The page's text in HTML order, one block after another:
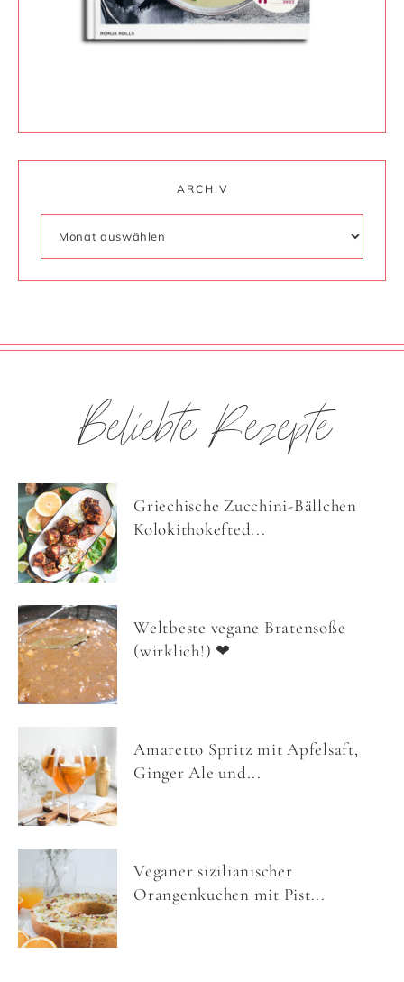
ARCHIV
Beliebte Rezepte
Griechische Zucchini-Bällchen
Kolokithokefted...
Weltbeste vegane Bratensoße
(wirklich!) ❤
Amaretto Spritz mit Apfelsaft,
Ginger Ale und...
Veganer sizilianischer
Orangenkuchen mit Pist...